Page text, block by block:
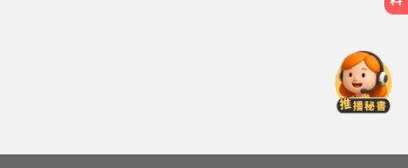
男星硬撐拍完...慘下架